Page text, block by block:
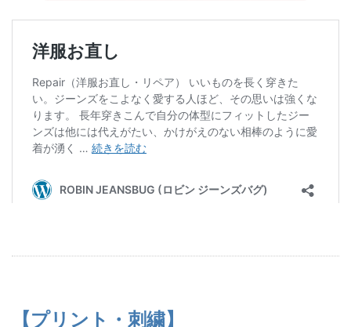
【プリント・刺繍】